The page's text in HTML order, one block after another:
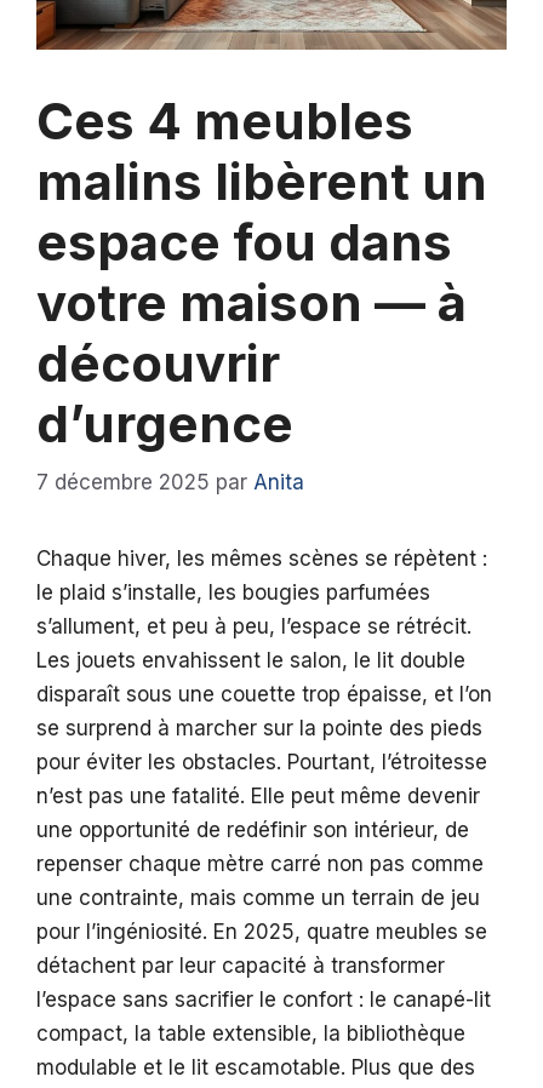
Ces 4 meubles
malins libèrent un
espace fou dans
votre maison — à
découvrir
d’urgence
7 décembre 2025 par Anita
Chaque hiver, les mêmes scènes se répètent :
le plaid s’installe, les bougies parfumées
s’allument, et peu à peu, l’espace se rétrécit.
Les jouets envahissent le salon, le lit double
disparaît sous une couette trop épaisse, et l’on
se surprend à marcher sur la pointe des pieds
pour éviter les obstacles. Pourtant, l’étroitesse
n’est pas une fatalité. Elle peut même devenir
une opportunité de redéfinir son intérieur, de
repenser chaque mètre carré non pas comme
une contrainte, mais comme un terrain de jeu
pour l’ingéniosité. En 2025, quatre meubles se
détachent par leur capacité à transformer
l’espace sans sacrifier le confort : le canapé-lit
compact, la table extensible, la bibliothèque
modulable et le lit escamotable. Plus que des